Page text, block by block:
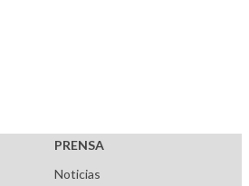
PRENSA
Noticias